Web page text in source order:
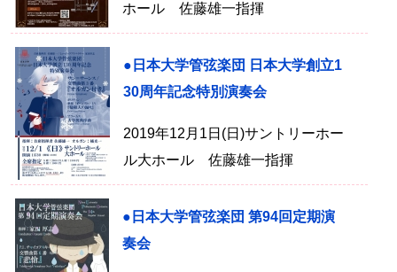
ホール 佐藤雄一指揮
●日本大学管弦楽団 日本大学創立1
30周年記念特別演奏会
2019年12月1日(日)サントリーホー
ル大ホール 佐藤雄一指揮
●日本大学管弦楽団 第94回定期演
奏会